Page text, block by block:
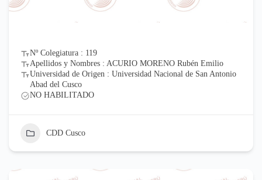
Nº Colegiatura : 119
Apellidos y Nombres : ACURIO MORENO Rubén Emilio
Universidad de Origen : Universidad Nacional de San Antonio
Abad del Cusco
NO HABILITADO
CDD Cusco